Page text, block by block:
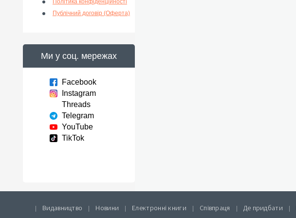
Політика конфіденційності
Публічний договір (Оферта)
Ми у соц. мережах
Facebook
Instagram
Threads
Telegram
YouTube
TikTok
| Видавництво | Новини | Електронні книги | Співпраця | Де придбати |